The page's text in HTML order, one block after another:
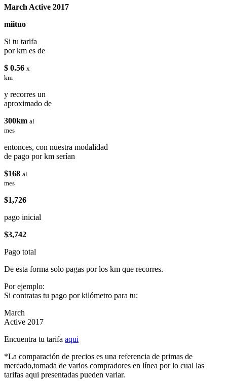
March Active 2017
miituo
Si tu tarifa
por km es de
$ 0.56 x
km
y recorres un
aproximado de
300km al
mes
entonces, con nuestra modalidad
de pago por km serían
$168 al
mes
$1,726
pago inicial
$3,742
Pago total
De esta forma solo pagas por los km que recorres.
Por ejemplo:
Si contratas tu pago por kilómetro para tu:
March
Active 2017
Encuentra tu tarifa aqui
*La comparación de precios es una referencia de primas de
mercado,tomada de varios compradores en línea por lo cual las
tarifas aqui presentadas pueden variar.